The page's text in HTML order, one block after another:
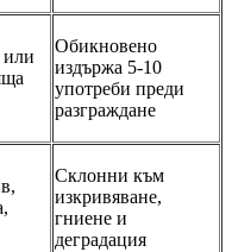
или
Обикновено
издържа 5-10
употреби преди
разграждане
Склонни към
изкривяване,
гниене и
деградация